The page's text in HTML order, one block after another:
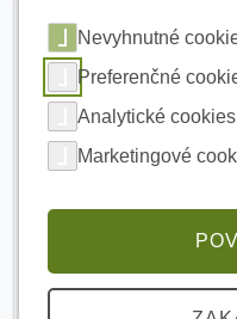
Nevyhnutné
Preferenčné
Analytické cookies
Marketingové